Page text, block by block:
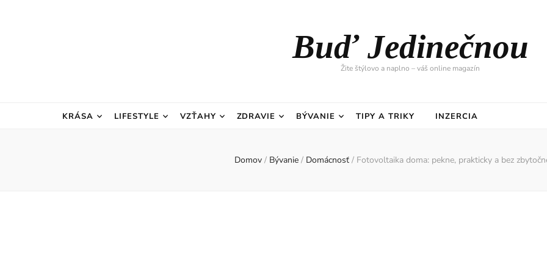
Buď Jedinečnou
Žite štýlovo a naplno – váš online magazín
KRÁSA LIFESTYLE VZŤAHY ZDRAVIE BÝVANIE TIPY A TRIKY INZERCIA
Domov / Bývanie / Domácnosť / Fotovoltaika doma: pekne, prakticky a bez